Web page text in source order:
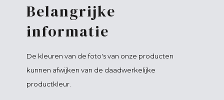
Belangrijke
informatie
De kleuren van de foto's van onze producten
kunnen afwijken van de daadwerkelijke
productkleur.